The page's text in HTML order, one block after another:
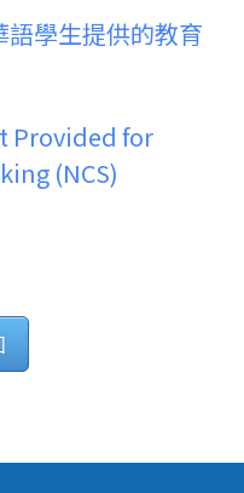
學生提供的教育
Provided for
(NCS)